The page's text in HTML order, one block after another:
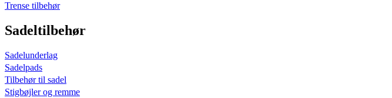
Trense tilbehør
Sadeltilbehør
Sadelunderlag
Sadelpads
Tilbehør til sadel
Stigbøjler og remme